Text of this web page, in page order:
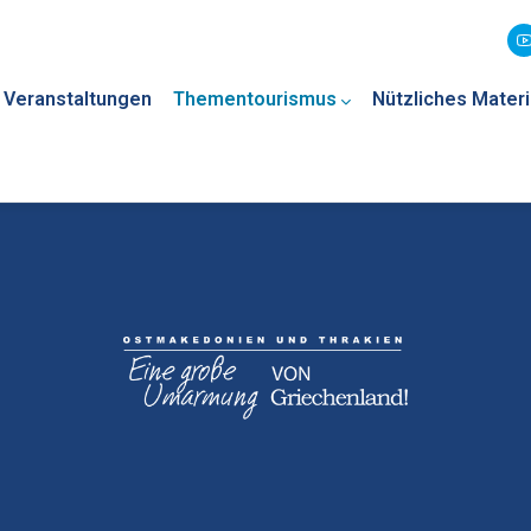
Veranstaltungen Thementourismus Nützliches